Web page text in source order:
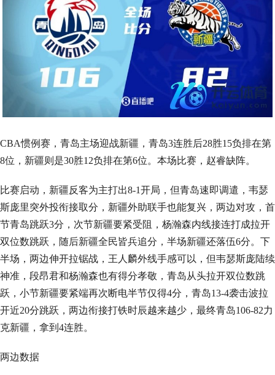
CBA惯例赛，青岛主场迎战新疆，青岛3连胜后28胜15负排在第
8位，新疆则是30胜12负排在第6位。本场比赛，赵睿缺阵。
比赛启动，新疆反客为主打出8-1开局，但青岛速即调遣，韦瑟
斯庞里突外投衔接取分，新疆外助联手也能复兴，两边对攻，首
节青岛跳跃3分，次节新疆要紧受阻，杨瀚森内线接连打成拉开
双位数跳跃，随后新疆全民皆兵追分，半场新疆还落伍6分。下
半场，两边伸开拉锯战，王人麟外线手感可以，但韦瑟斯庞陆续
神准，段昂君和杨瀚森也有得分孝敬，青岛从头拉开双位数跳
跃，小节新疆要紧端再次断电半节仅得4分，青岛13-4袭击波拉
开近20分跳跃，两边衔接打铁时辰越来越少，最终青岛106-82力
克新疆，拿到4连胜。
两边数据